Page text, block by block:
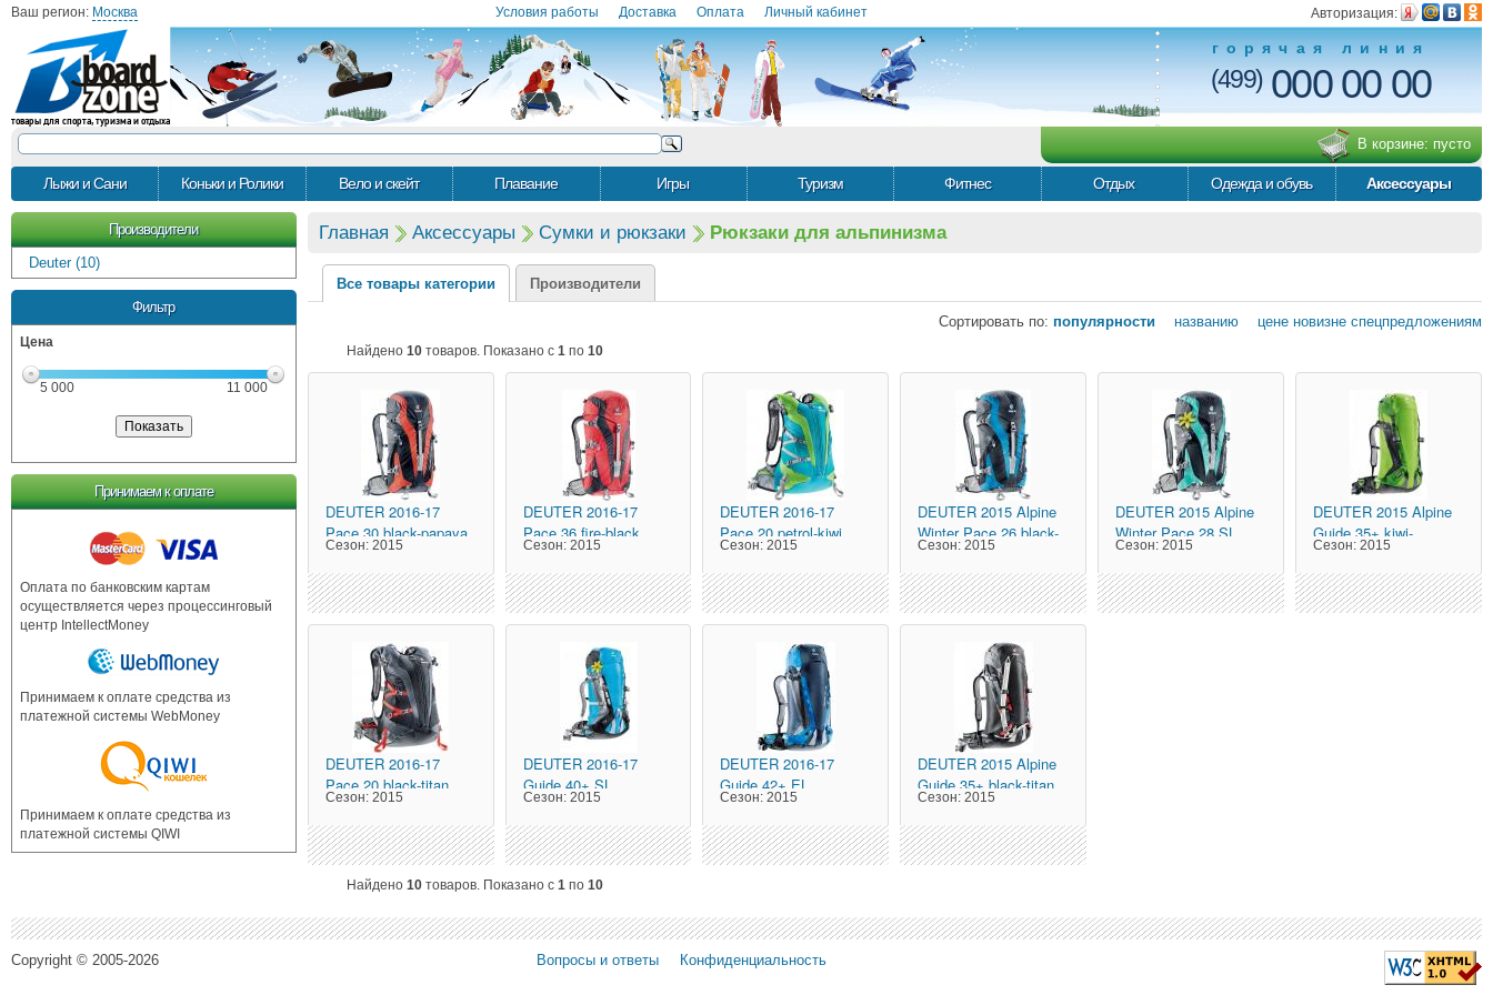
Ваш регион: Москва Условия работы Доставка Оплата Личный кабинет Авторизация:
товары для спорта, туризма и отдыха
горячая линия
(499)000 00 00
В корзине: пусто
Лыжи и Сани Коньки и Ролики Вело и скейт Плавание Игры Туризм Фитнес Отдых Одежда и обувь Аксессуары
Производители
Deuter (10)
Фильтр
Цена
5 000 11 000
Принимаем к оплате
Оплата по банковским картам
осуществляется через процессинговый
центр IntellectMoney
Принимаем к оплате средства из
платежной системы WebMoney
Принимаем к оплате средства из
платежной системы QIWI
Главная Аксессуары Сумки и рюкзаки Рюкзаки для альпинизма
Все товары категории Производители
Сортировать по: популярности названию цене новизне спецпредложениям
Найдено 10товаров. Показано с 1 по 10
DEUTER 2016-17
Pace 30 black-papaya
Сезон: 2015
DEUTER 2016-17
Pace 36 fire-black
Сезон: 2015
DEUTER 2016-17
Pace 20 petrol-kiwi
Сезон:2015
DEUTER 2015 Alpine
Winter Pace 26 black-
bay
Сезон:2015
DEUTER 2015 Alpine
Winter Pace 28 SL
black-mint
Сезон:2015
DEUTER 2015 Alpine
Guide 35+ kiwi-
emerald
Сезон:2015
DEUTER 2016-17
Pace 20 black-titan
Сезон: 2015
DEUTER 2016-17
Guide 40+ SL
turquoise-black
Сезон: 2015
DEUTER 2016-17
Guide 42+ EL
midnight-ocean
Сезон:2015
DEUTER 2015 Alpine
Guide 35+ black-titan
Сезон:2015
Найдено 10товаров. Показано с 1 по 10
Copyright © 2005-2026 Вопросы и ответы Конфиденциальность